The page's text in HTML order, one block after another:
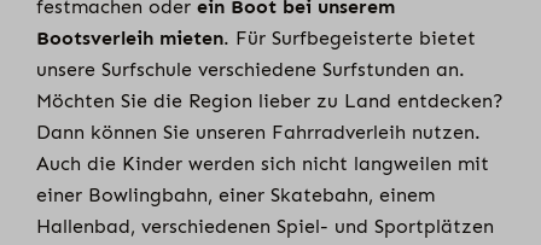
festmachen oderein Boot bei unserem
Bootsverleih mieten. Für Surfbegeisterte bietet
unsere Surfschule verschiedene Surfstunden an.
Möchten Sie die Region lieber zu Land entdecken?
Dann können Sie unseren Fahrradverleih nutzen.
Auch die Kinder werden sich nicht langweilen mit
einer Bowlingbahn, einer Skatebahn, einem
Hallenbad, verschiedenen Spiel- und Sportplätzen